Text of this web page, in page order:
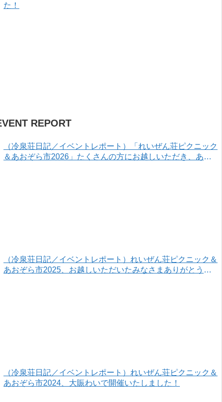
た！
REPORT
（冷泉荘日記／イベントレポート）「れいぜん荘ピクニック
＆あおぞら市2026」たくさんの方にお越しいただき、あり
（冷泉荘日記／イベントレポート）れいぜん荘ピクニック＆
あおぞら市2025、お越しいただいたみなさまありがとうご
（冷泉荘日記／イベントレポート）れいぜん荘ピクニック＆
あおぞら市2024、大賑わいで開催いたしました！